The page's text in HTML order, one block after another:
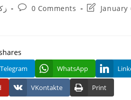
Post0 Comments
PostJanuary
Telegram WhatsApp
VKontakte Print